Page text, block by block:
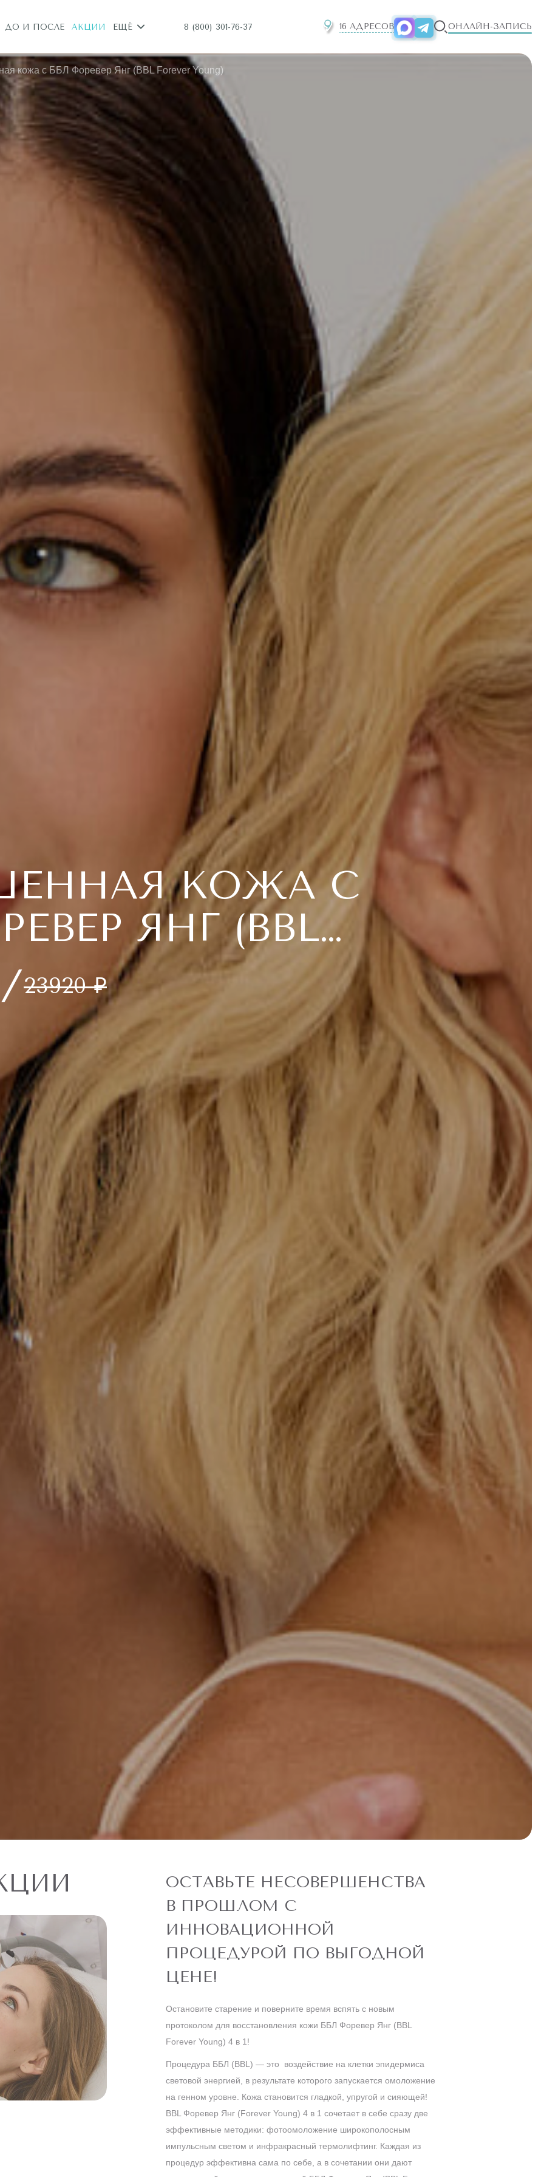
ДО И ПОСЛЕ АКЦИИ ЕЩЁ 8 (800) 301-76-37 16 АДРЕСОВ ОНЛАЙН-ЗАПИСЬ
кожа с ББЛ Форевер Янг (BBL Forever Young)
КОЖА С
ЯНГ (BBL
YOUNG)
23920 ₽
ОСТАВЬТЕ НЕСОВЕРШЕНСТВА
В ПРОШЛОМ С
ИННОВАЦИОННОЙ
ПРОЦЕДУРОЙ ПО ВЫГОДНОЙ
ЦЕНЕ!
Остановите старение и поверните время вспять с новым
протоколом для восстановления кожи ББЛ Форевер Янг (BBL
Forever Young) 4 в 1!
Процедура ББЛ (BBL) — это воздействие на клетки эпидермиса
световой энергией, в результате которого запускается омоложение
на генном уровне. Кожа становится гладкой, упругой и сияющей!
BBL Форевер Янг (Forever Young) 4 в 1 сочетает в себе сразу две
эффективные методики: фотоомоложение широкополосным
импульсным светом и инфракрасный термолифтинг. Каждая из
процедур эффективна сама по себе, а в сочетании они дают